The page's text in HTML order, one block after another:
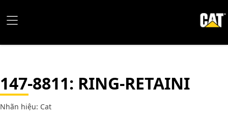
147-8811: RING-RETAINI
Nhãn hiệu: Cat